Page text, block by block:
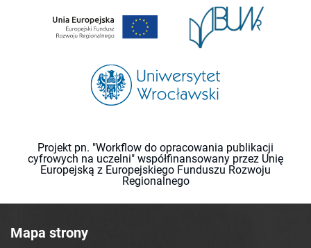
Projekt pn. "Workflow do opracowania publikacji
cyfrowych na uczelni" współfinansowany przez Unię
Europejską z Europejskiego Funduszu Rozwoju
Regionalnego
Mapa strony